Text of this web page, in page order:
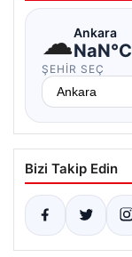
☁Ankara
NaN°C
ŞEHIR SEÇ
Bizi Takip Edin